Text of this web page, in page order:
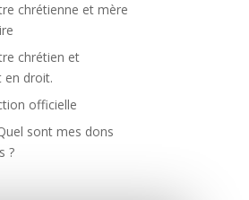
chrétienne et mère
chrétien et
en droit.
officielle
sont mes dons
?